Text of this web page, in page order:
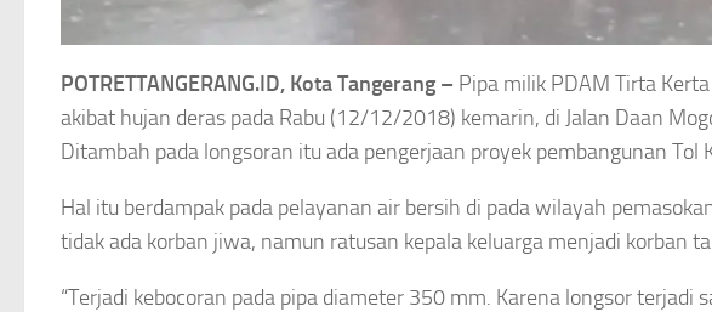
POTRETTANGERANG.ID, Kota Tangerang – Pipa milik PDAM Tirta
akibat hujan deras pada Rabu (12/12/2018) kemarin, di Jalan Daan
Ditambah pada longsoran itu ada pengerjaan proyek pembangunan
Hal itu berdampak pada pelayanan air bersih di pada wilayah
tidak ada korban jiwa, namun ratusan kepala keluarga menjadi korban
“Terjadi kebocoran pada pipa diameter 350 mm. Karena longsor terjadi